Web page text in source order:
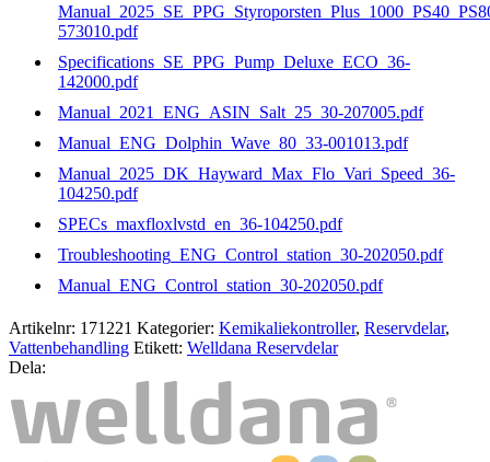
573010.pdf
Specifications_SE_PPG_Pump_Deluxe_ECO_36-
142000.pdf
Manual_2021_ENG_ASIN_Salt_25_30-207005.pdf
Manual_ENG_Dolphin_Wave_80_33-001013.pdf
Manual_2025_DK_Hayward_Max_Flo_Vari_Speed_36-
104250.pdf
SPECs_maxfloxlvstd_en_36-104250.pdf
Troubleshooting_ENG_Control_station_30-202050.pdf
Manual_ENG_Control_station_30-202050.pdf
Artikelnr: 171221 Kategorier: Kemikaliekontroller, Reservdelar,
Vattenbehandling Etikett: Welldana Reservdelar
Dela: